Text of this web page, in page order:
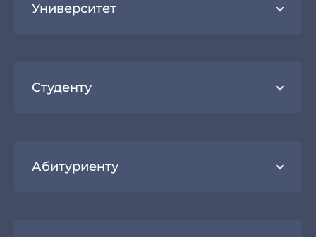
Университет
Студенту
Абитуриенту